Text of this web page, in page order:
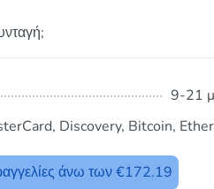
9-21
Discovery, Bitcoin,
άνω των €172.19